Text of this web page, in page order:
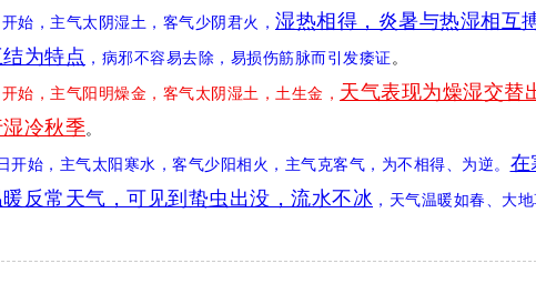
始，主气太阴湿土，客气少阴君火， 湿热相得，炎暑与热湿相互
为特点 ，病邪不容易去除，易损伤筋脉而引发痿证。
始，主气阳明燥金，客气太阴湿土，土生金， 天气表现为燥湿交替
冷秋季。
始，主气太阳寒水，客气少阳相火，主气克客气，为不相得、为逆。 在
反常天气，可见到蛰虫出没，流水不冰 ，天气温暖如春、大